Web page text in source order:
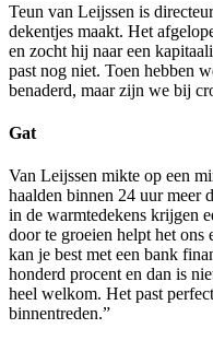
Teun van Leijssen is
dekentjes maakt. Het
en zocht hij naar een
past nog niet. Toen hebben
benaderd, maar zijn we bij
Gat
Van Leijssen mikte op een
haalden binnen 24 uur meer
in de warmtedekens krijgen
door te groeien helpt het
kan je best met een bank
honderd procent en dan is
heel welkom. Het past
binnentreden.”